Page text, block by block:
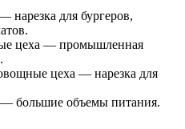
нарезка для бургеров,
цеха — промышленная
цеха — нарезка для
большие объемы питания.